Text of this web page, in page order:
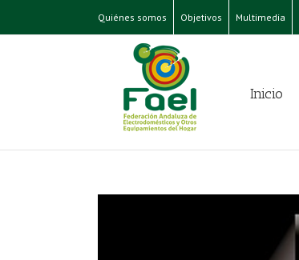
Quiénes somos Objetivos Multimedia
Inicio